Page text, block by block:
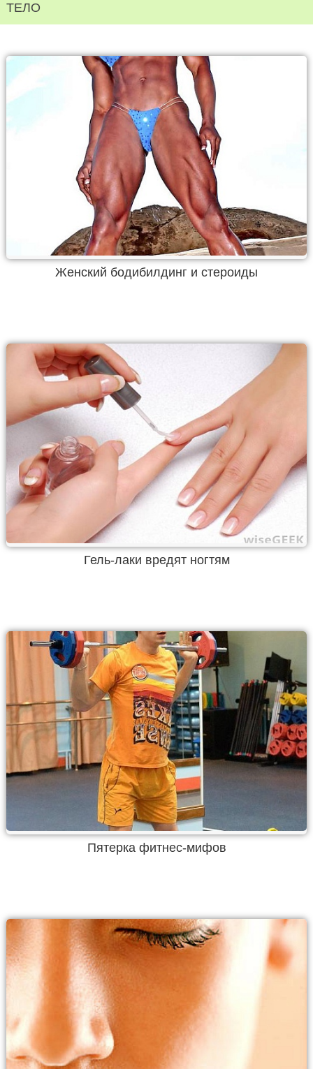
ТЕЛО
Женский бодибилдинг и стероиды
Гель-лаки вредят ногтям
Пятерка фитнес-мифов